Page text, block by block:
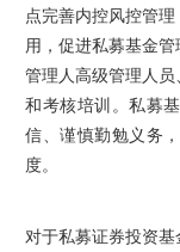
点完善内控风控管
用，促进私募基金
管理人高级管理人
和考核培训。私募
信、谨慎勤勉义务
度。
对于私募证券投资基